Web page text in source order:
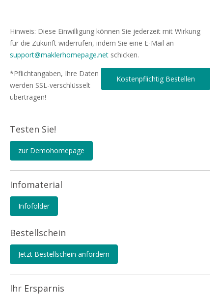
Hinweis: Diese Einwilligung können Sie jederzeit mit Wirkung
für die Zukunft widerrufen, indem Sie eine E-Mail an
support@maklerhomepage.net schicken.
*Pflichtangaben, Ihre Daten
werden SSL-verschlüsselt
übertragen!
Testen Sie!
zur Demohomepage
Infomaterial
Infofolder
Bestellschein
Jetzt Bestellschein anfordern
Ihr Ersparnis